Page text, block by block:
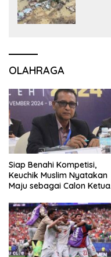
OLAHRAGA
Siap Benahi Kompetisi,
Keuchik Muslim Nyatakan
Maju sebagai Calon Ketua